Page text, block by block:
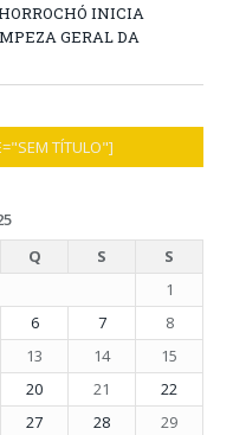
INICIA
GERAL DA
TÍTULO"]
Q S
S
1
6 7
8
13 14
15
20 21
22
27 28
29